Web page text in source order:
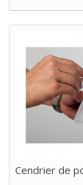
Cendrier de